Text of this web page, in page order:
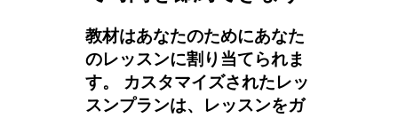
教材はあなたのためにあなた
のレッスンに割り当てられま
す。 カスタマイズされたレッ
スンプランは、レッスンをガ